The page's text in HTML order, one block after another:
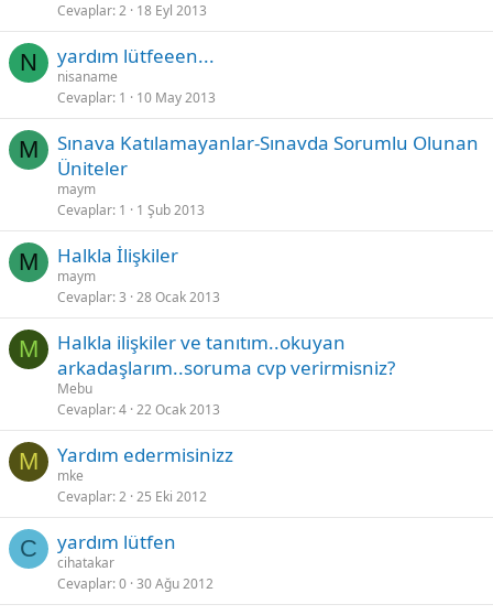
Cevaplar 2 18 Eyl 2013
N yardım lütfeeen...
nisaname
Cevaplar 1 10 May 2013
M
Sınava Katılamayanlar-Sınavda Sorumlu Olunan
Üniteler
maym
Cevaplar 1 1 Şub 2013
M Halkla İlişkiler
maym
Cevaplar 3 28 Ocak 2013
M
Halkla ilişkiler ve tanıtım..okuyan
arkadaşlarım..soruma cvp verirmisniz?
Mebu
Cevaplar 4 22 Ocak 2013
M Yardım edermisinizz
mke
Cevaplar 2 25 Eki 2012
C yardım lütfen
cihatakar
Cevaplar 0 30 Ağu 2012